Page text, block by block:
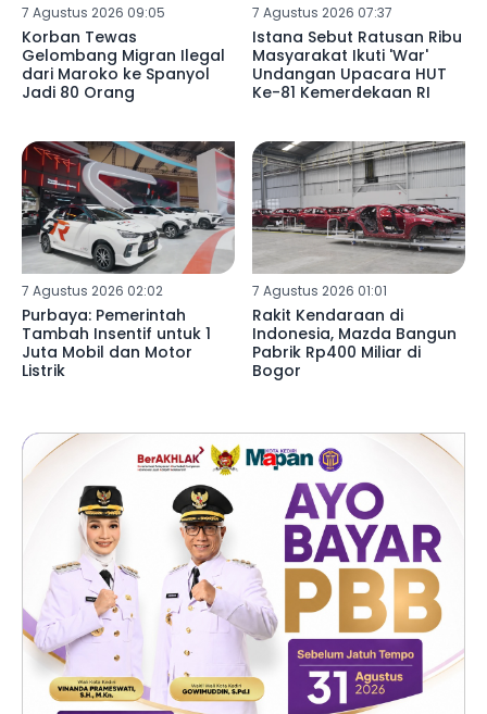
7 Agustus 2026 09:05
Korban Tewas
Gelombang Migran Ilegal
dari Maroko ke Spanyol
Jadi 80 Orang
7 Agustus 2026 07:37
Istana Sebut Ratusan Ribu
Masyarakat Ikuti 'War'
Undangan Upacara HUT
Ke-81 Kemerdekaan RI
7 Agustus 2026 02:02
Purbaya: Pemerintah
Tambah Insentif untuk 1
Juta Mobil dan Motor
Listrik
7 Agustus 2026 01:01
Rakit Kendaraan di
Indonesia, Mazda Bangun
Pabrik Rp400 Miliar di
Bogor